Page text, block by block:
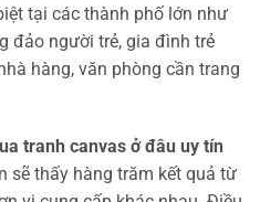
tại các thành phố lớn như
đảo người trẻ, gia đình trẻ
hàng, văn phòng cần trang
tranh canvas ở đâu uy tín
sẽ thấy hàng trăm kết quả từ